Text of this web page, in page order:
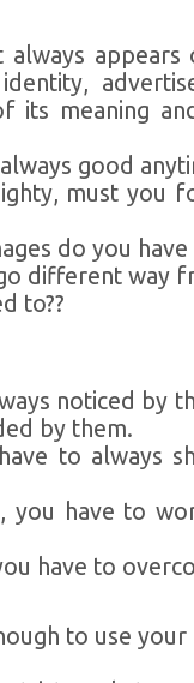
always
its meaning
good
must you
do you have
different way
to??
noticed by
by them.
to always
you have to
have to
to use